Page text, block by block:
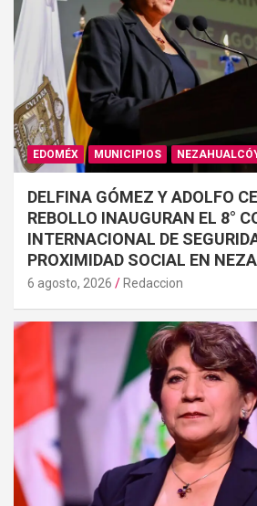
EDOMÉX MUNICIPIOS
DELFINA GÓMEZ Y ADOLFO
REBOLLO INAUGURAN EL 8°
INTERNACIONAL DE
PROXIMIDAD SOCIAL EN
6 agosto, 2026 Redaccion